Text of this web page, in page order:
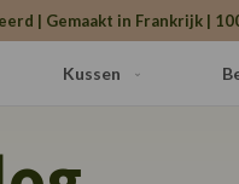
| Gemaakt in Frankrijk |
Kussen